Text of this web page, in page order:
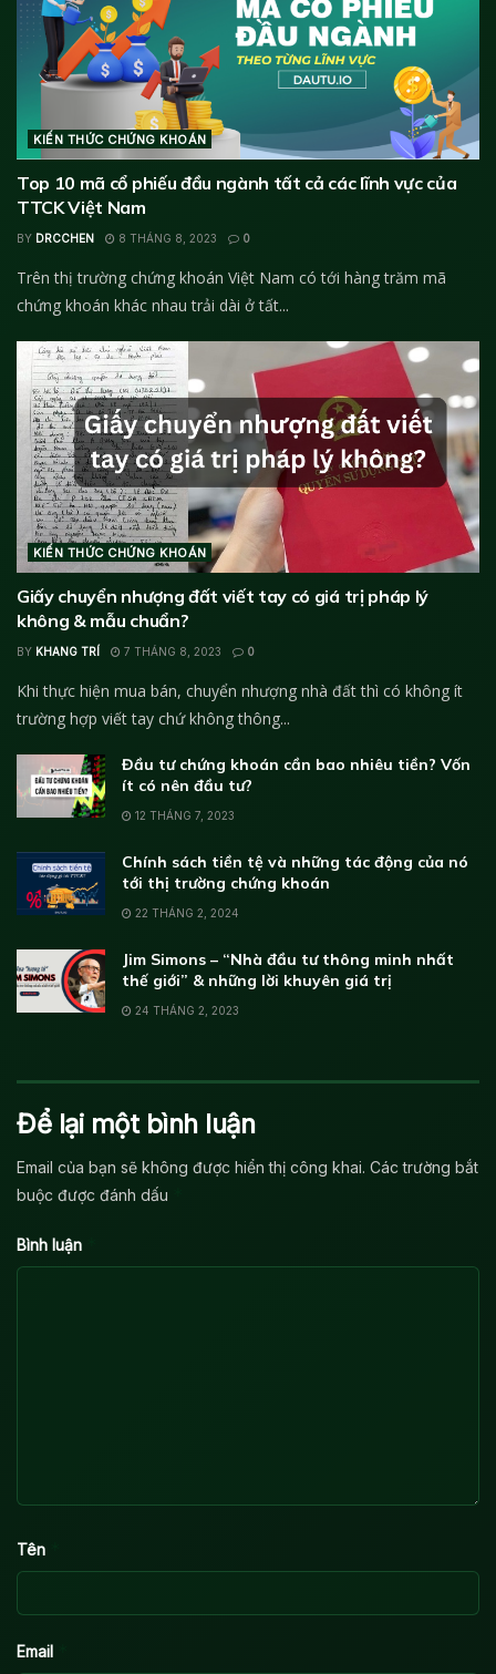
KIẾN THỨC CHỨNG KHOÁN
Top 10 mã cổ phiếu đầu ngành tất cả các lĩnh vực của
TTCK Việt Nam
BY DRCCHEN 8 THÁNG 8, 2023 0
Trên thị trường chứng khoán Việt Nam có tới hàng trăm mã
chứng khoán khác nhau trải dài ở tất...
KIẾN THỨC CHỨNG KHOÁN
Giấy chuyển nhượng đất viết tay có giá trị pháp lý
không & mẫu chuẩn?
BY KHANG TRÍ 7 THÁNG 8, 2023 0
Khi thực hiện mua bán, chuyển nhượng nhà đất thì có không ít
trường hợp viết tay chứ không thông...
Đầu tư chứng khoán cần bao nhiêu tiền? Vốn
ít có nên đầu tư?
12 THÁNG 7, 2023
Chính sách tiền tệ và những tác động của nó
tới thị trường chứng khoán
22 THÁNG 2, 2024
Jim Simons – “Nhà đầu tư thông minh nhất
thế giới” & những lời khuyên giá trị
24 THÁNG 2, 2023
Để lại một bình luận
Email của bạn sẽ không được hiển thị công khai. Các trường bắt
buộc được đánh dấu
Bình luận
Tên
Email